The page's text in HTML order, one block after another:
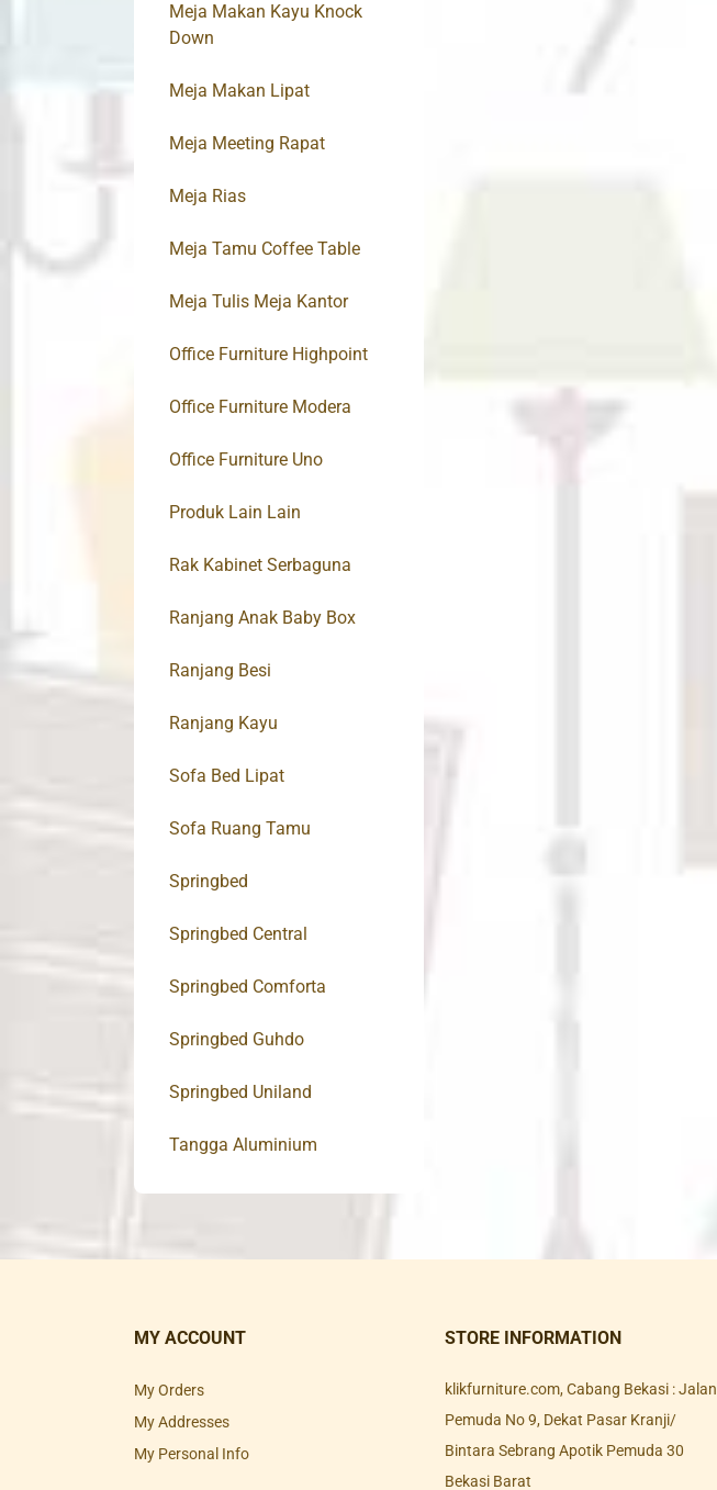
Meja Makan Kayu Knock
Down
Meja Makan Lipat
Meja Meeting Rapat
Meja Rias
Meja Tamu Coffee Table
Meja Tulis Meja Kantor
Office Furniture Highpoint
Office Furniture Modera
Office Furniture Uno
Produk Lain Lain
Rak Kabinet Serbaguna
Ranjang Anak Baby Box
Ranjang Besi
Ranjang Kayu
Sofa Bed Lipat
Sofa Ruang Tamu
Springbed
Springbed Central
Springbed Comforta
Springbed Guhdo
Springbed Uniland
Tangga Aluminium
MY ACCOUNT
My Orders
My Addresses
My Personal Info
STORE INFORMATION
klikfurniture.com, Cabang Bekasi : Jalan
Pemuda No 9, Dekat Pasar Kranji/
Bintara Sebrang Apotik Pemuda 30
Bekasi Barat